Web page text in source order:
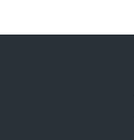
180 cm